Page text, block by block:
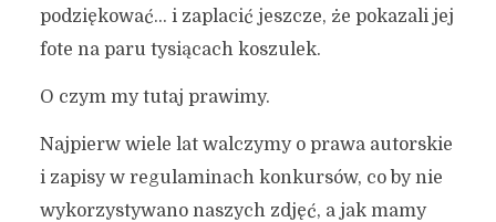
podziękować… i zaplacić jeszcze, że pokazali jej
fote na paru tysiącach koszulek.
O czym my tutaj prawimy.
Najpierw wiele lat walczymy o prawa autorskie
i zapisy w regulaminach konkursów, co by nie
wykorzystywano naszych zdjęć, a jak mamy